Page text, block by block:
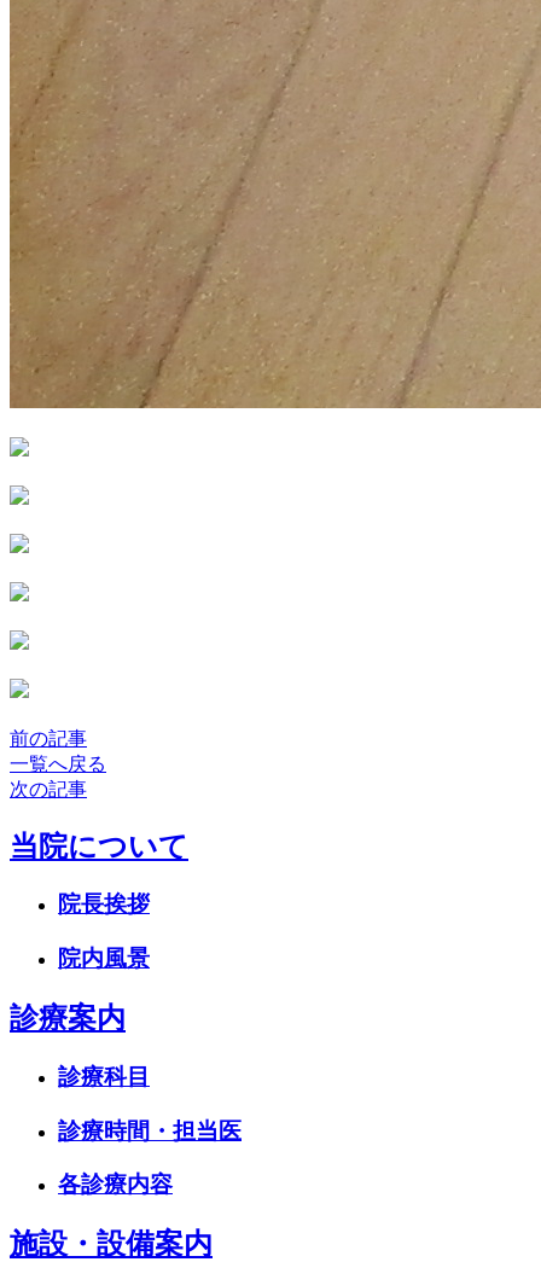
前の記事
一覧へ戻る
次の記事
当院について
院長挨拶
院内風景
診療案内
診療科目
診療時間・担当医
各診療内容
施設・設備案内